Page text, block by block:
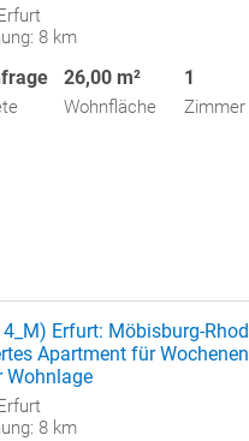
8 km
26,00 m²
Wohnfläche
1
Zimmer
Erfurt: Möbisburg-
Apartment für
Wohnlage
8 km